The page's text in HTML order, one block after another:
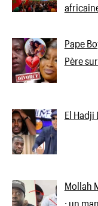
Pape
Père
El Hadji
Mollah
: un